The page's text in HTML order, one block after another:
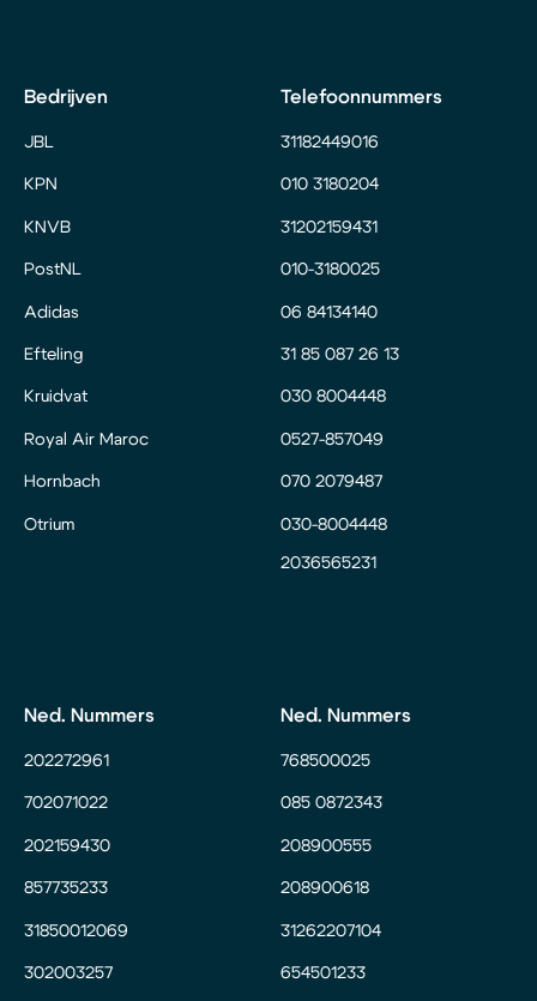
Bedrijven
JBL
KPN
KNVB
PostNL
Adidas
Efteling
Kruidvat
Royal Air Maroc
Hornbach
Otrium
Telefoonnummers
31182449016
010 3180204
31202159431
010-3180025
06 84134140
31 85 087 26 13
030 8004448
0527-857049
070 2079487
030-8004448
2036565231
Ned. Nummers
202272961
702071022
202159430
857735233
31850012069
302003257
Ned. Nummers
768500025
085 0872343
208900555
208900618
31262207104
654501233